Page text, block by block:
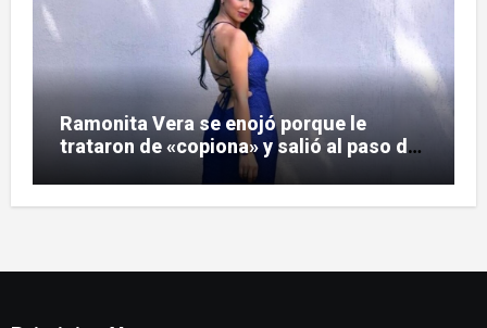
Ramonita Vera se enojó porque le
trataron de «copiona» y salió al paso de